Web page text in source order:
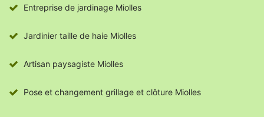
Entreprise de jardinage Miolles
Jardinier taille de haie Miolles
Artisan paysagiste Miolles
Pose et changement grillage et clôture Miolles